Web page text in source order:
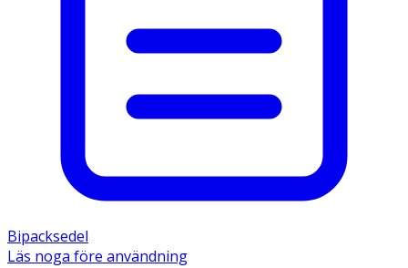
Bipacksedel
Läs noga före användning